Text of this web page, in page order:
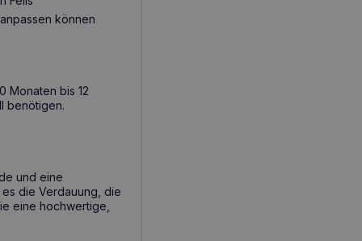
können
Monaten bis 12
benötigen.
und eine
die Verdauung, die
eine hochwertige,